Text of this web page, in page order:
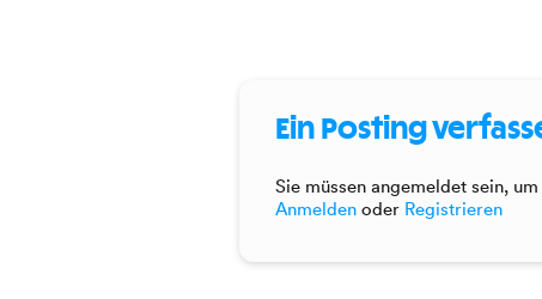
Ein Posting
Sie müssen angemeldet sein,
Anmelden oder Registrieren